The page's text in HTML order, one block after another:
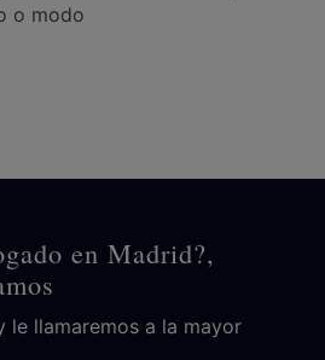
o modo
en Madrid?,
le llamaremos a la mayor